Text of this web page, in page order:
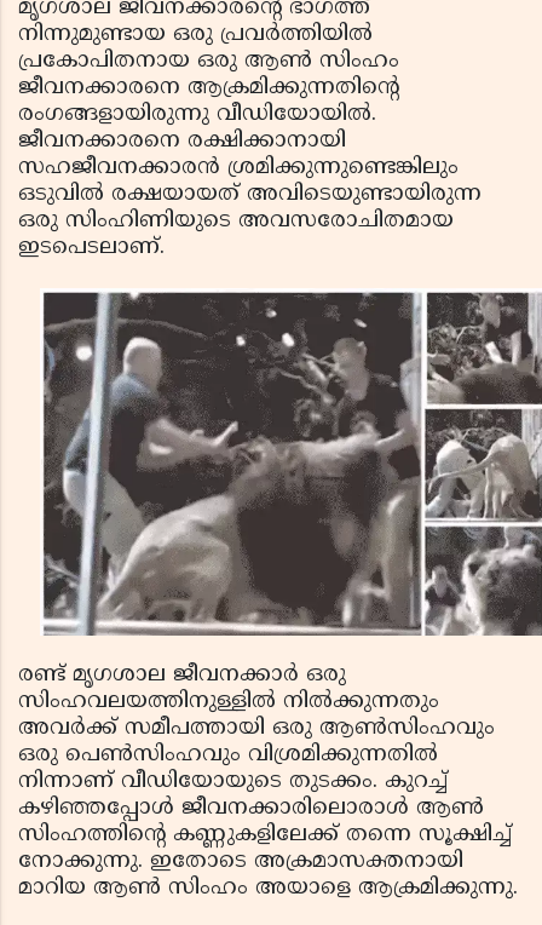
മൃഗശാല ജീവനക്കാരന്റെ ഭാഗത്ത്
നിന്നുമുണ്ടായ ഒരു പ്രവര്‍ത്തിയില്‍
പ്രകോപിതനായ ഒരു ആണ്‍ സിംഹം
ജീവനക്കാരനെ ആക്രമിക്കുന്നതിന്റെ
രംഗങ്ങളായിരുന്നു വീഡിയോയില്‍.
ജീവനക്കാരനെ രക്ഷിക്കാനായി
സഹജീവനക്കാരന്‍ ശ്രമിക്കുന്നുണ്ടെങ്കിലും
ഒടുവില്‍ രക്ഷയായത് അവിടെയുണ്ടായിരുന്ന
ഒരു സിംഹിണിയുടെ അവസരോചിതമായ
ഇടപെടലാണ്.
രണ്ട് മൃഗശാല ജീവനക്കാര്‍ ഒരു
സിംഹവലയത്തിനുള്ളില്‍ നില്‍ക്കുന്നതും
അവര്‍ക്ക് സമീപത്തായി ഒരു ആണ്‍സിംഹവും
ഒരു പെണ്‍സിംഹവും വിശ്രമിക്കുന്നതില്‍
നിന്നാണ് വീഡിയോയുടെ തുടക്കം. കുറച്ച്
കഴിഞ്ഞപ്പോള്‍ ജീവനക്കാരിലൊരാള്‍ ആണ്‍
സിംഹത്തിന്റെ കണ്ണുകളിലേക്ക് തന്നെ സൂക്ഷിച്ച്
നോക്കുന്നു. ഇതോടെ അക്രമാസക്തനായി
മാറിയ ആണ്‍ സിംഹം അയാളെ ആക്രമിക്കുന്നു.